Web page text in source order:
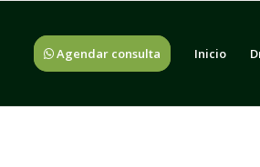
Agendar consulta Inicio